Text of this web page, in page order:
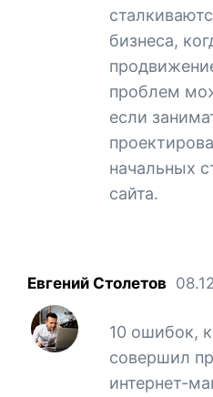
бизнеса,
проблем
если
начальных
сайта.
Евгений Столетов
10 ошибок,
совершил
интернет-